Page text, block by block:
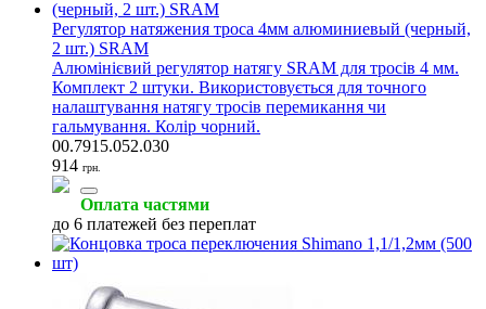
Регулятор натяжения троса 4мм алюминиевый (черный,
2 шт.) SRAM
Алюмінієвий регулятор натягу SRAM для тросів 4 мм.
Комплект 2 штуки. Використовується для точного
налаштування натягу тросів перемикання чи
гальмування. Колір чорний.
00.7915.052.030
914 грн.
Оплата частями
до 6 платежей без переплат